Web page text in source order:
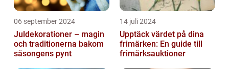
06 september 2024
Juldekorationer – magin
och traditionerna bakom
säsongens pynt
14 juli 2024
Upptäck värdet på dina
frimärken: En guide till
frimärksauktioner